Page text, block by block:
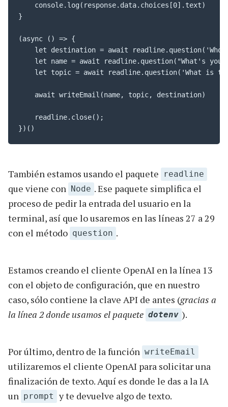
    console.log(response.data.choices[0].text)
}
(async () => {
let destination = await
let name = await readline.question("What's your
let topic = await readline.question('What is
    await writeEmail(name, topic, destination)
    readline.close();
})()
También estamos usando el paquete readline
que viene con Node . Ese paquete simplifica el
proceso de pedir la entrada del usuario en la
terminal, así que lo usaremos en las líneas 27 a 29
con el método question .
Estamos creando el cliente OpenAI en la línea 13
con el objeto de configuración, que en nuestro
caso, sólo contiene la clave API de antes (gracias a
la línea 2 donde usamos el paquete dotenv ).
Por último, dentro de la función writeEmail
utilizaremos el cliente OpenAI para solicitar una
finalización de texto. Aquí es donde le das a la IA
un prompt y te devuelve algo de texto.